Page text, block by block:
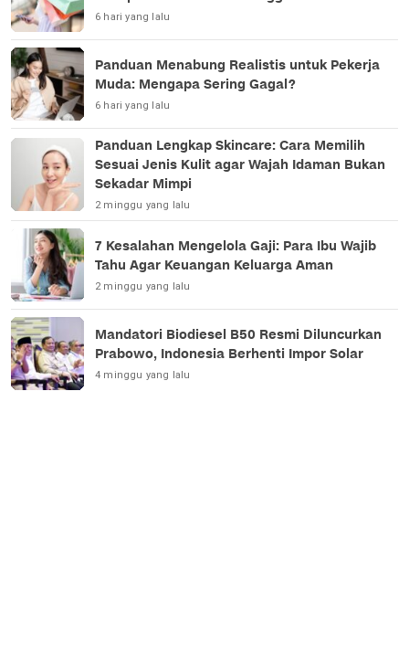
6 hari yang lalu
Panduan Menabung Realistis untuk Pekerja
Muda: Mengapa Sering Gagal?
6 hari yang lalu
Panduan Lengkap Skincare: Cara Memilih
Sesuai Jenis Kulit agar Wajah Idaman Bukan
Sekadar Mimpi
2 minggu yang lalu
7 Kesalahan Mengelola Gaji: Para Ibu Wajib
Tahu Agar Keuangan Keluarga Aman
2 minggu yang lalu
Mandatori Biodiesel B50 Resmi Diluncurkan
Prabowo, Indonesia Berhenti Impor Solar
4 minggu yang lalu